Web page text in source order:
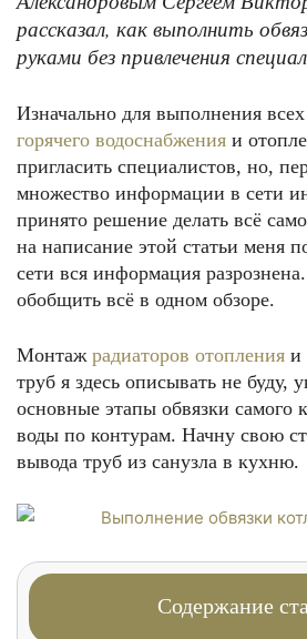
рассказал, как выполнить
руками без привлечения
Изначально для выполнения
горячего водоснабжения и
пригласить специалистов, но,
множество информации в сети
принято решение делать всё
на написание этой статьи меня
сети вся информация
обобщить всё в одном обзоре.
Монтаж радиаторов отопления и
труб я здесь описывать не буду,
основные этапы обвязки самого
воды по контурам. Начну свою
вывода труб из санузла в кухню.
Содержание